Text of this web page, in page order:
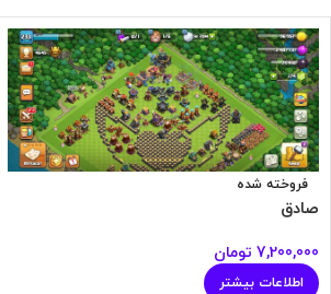
فروخته شده
صادق
7,200,000 تومان
اطلاعات بیشتر